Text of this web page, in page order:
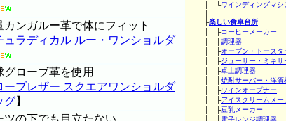
│ └ワインディングマシ
├楽しい食卓台所
│ ├コーヒーメーカー
│ ├調理器
│ ├オーブン・トースタ
│ ├ジューサー・ミキサ
│ ├卓上調理器
│ ├焼酎サーバー・洋酒
│ ├ワインオープナー
│ ├アイスクリームメー
│ ├豆乳メーカー
│ ├電子レンジ調理器
カンガルー革で体にフィット
ュラディカル ルー・ワンショルダ
グローブ革を使用
ーブレザー スクエアワンショルダ
グ】
ツの下でも目立たない